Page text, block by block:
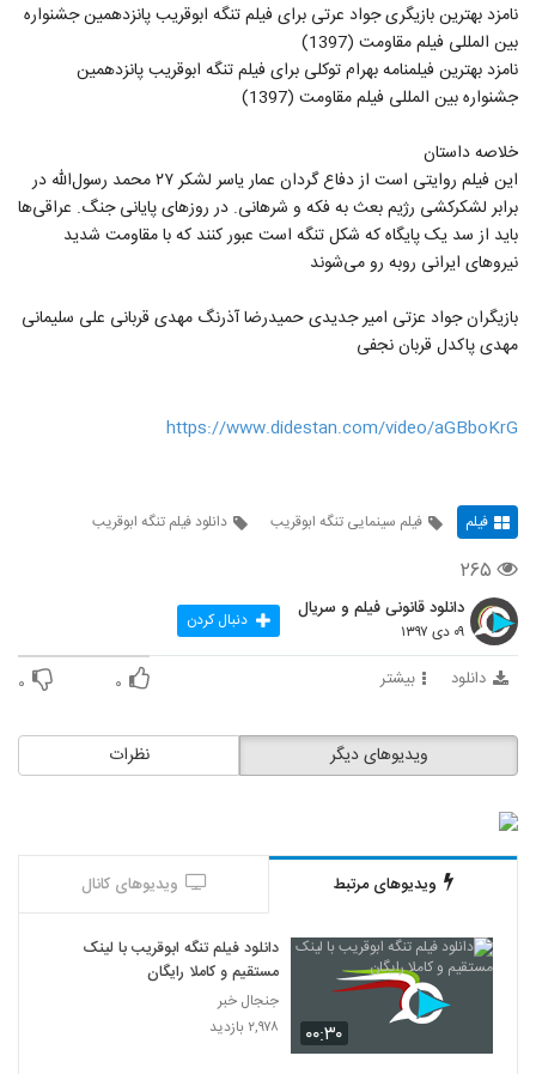
نامزد بهترین بازیگری جواد عرتی برای فیلم تنگه ابوقریب پانزدهمین جشنواره
بین المللی فیلم مقاومت (1397)
نامزد بهترین فیلمنامه بهرام توکلی برای فیلم تنگه ابوقریب پانزدهمین
جشنواره بین المللی فیلم مقاومت (1397)
خلاصه داستان
این فیلم روایتی است از دفاع گردان عمار یاسر لشکر ۲۷ محمد رسول‌الله در
برابر لشکرکشی رژیم بعث به فکه و شرهانی. در روزهای پایانی جنگ. عراقی‌ها
باید از سد یک پایگاه که شکل تنگه است عبور کنند که با مقاومت شدید
نیروهای ایرانی روبه رو می‌شوند
بازیگران جواد عزتی امیر جدیدی حمیدرضا آذرنگ مهدی قربانی علی سلیمانی
مهدی پاکدل قربان نجفی
https://www.didestan.com/video/aGBboKrG
فیلم فیلم سینمایی تنگه ابوقریب دانلود فیلم تنگه ابوقریب
۲۶۵
دانلود قانونی فیلم و سریال
۰۹ دی ۱۳۹۷ دنبال کردن
دانلود بیشتر ۰ ۰
نظرات ویدیوهای دیگر
ویدیوهای مرتبط ویدیوهای کانال
۰۰:۳۰
دانلود فیلم تنگه ابوقریب با لینک
مستقیم و کاملا رایگان
جنجال خبر
۲,۹۷۸ بازدید